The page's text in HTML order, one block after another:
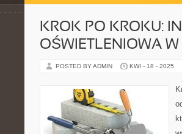
KROK PO KROKU:
OŚWIETLENIOWA
POSTED BY ADMIN KWI - 18 - 2025